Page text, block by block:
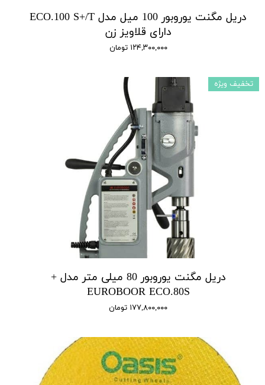
دریل مگنت یوروبور 100 میل مدل ECO.100 S+/T
دارای قلاویز زن
۱۲۴,۳۰۰,۰۰۰ تومان
دریل مگنت یوروبور 80 میلی متر مدل +
EUROBOOR ECO.80S
۱۷۷,۸۰۰,۰۰۰ تومان
تخفیف ویژه